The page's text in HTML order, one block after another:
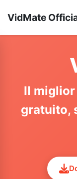
VidMate
Il
gratuito,